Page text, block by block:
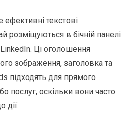
ефективні текстові
розміщуються в бічній панелі
Ці оголошення
зображення, заголовка та
підходять для прямого
послуг, оскільки вони часто
дії.